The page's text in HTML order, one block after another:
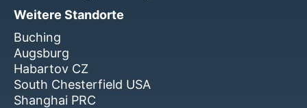
Weitere Standorte
Buching
Augsburg
Habartov CZ
South Chesterfield USA
Shanghai PRC